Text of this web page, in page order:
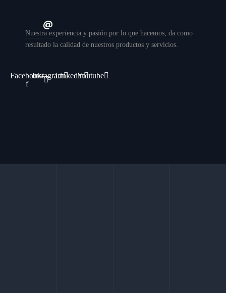
Nuestra experiencia y pasión por lo que hacemos, da como
resultado la calidad de nuestros productos y servicios.
Facebook-
f
InstagramLinkedinYoutube